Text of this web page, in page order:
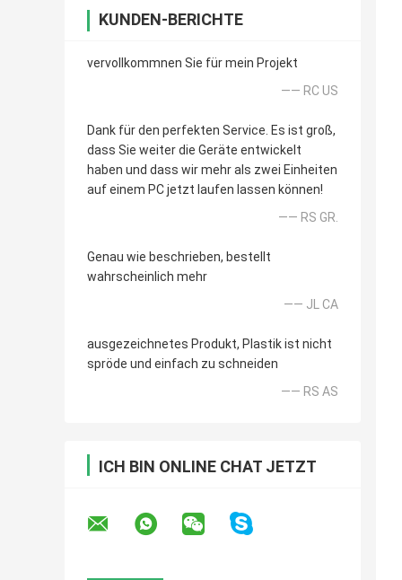
KUNDEN-BERICHTE
vervollkommnen Sie für mein Projekt
—— RC US
Dank für den perfekten Service. Es ist groß,
dass Sie weiter die Geräte entwickelt
haben und dass wir mehr als zwei Einheiten
auf einem PC jetzt laufen lassen können!
—— RS GR.
Genau wie beschrieben, bestellt
wahrscheinlich mehr
—— JL CA
ausgezeichnetes Produkt, Plastik ist nicht
spröde und einfach zu schneiden
—— RS AS
ICH BIN ONLINE CHAT JETZT